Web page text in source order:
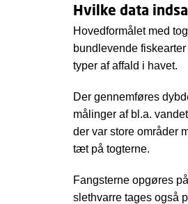
Hvilke data
Hovedformålet med
bundlevende
typer af affald i havet.
Der gennemføres
målinger af bl.a.
der var store områder
tæt på togterne.
Fangsterne opgøres
slethvarre tages også